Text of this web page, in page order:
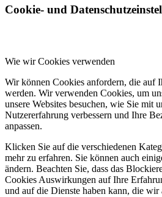
Cookie- und
Wie wir Cookies verwenden
Wir können Cookies anfordern, die auf
werden. Wir verwenden Cookies, um
unsere Websites besuchen, wie Sie mit
Nutzererfahrung verbessern und Ihre
anpassen.
Klicken Sie auf die verschiedenen
mehr zu erfahren. Sie können auch
ändern. Beachten Sie, dass das
Cookies Auswirkungen auf Ihre
und auf die Dienste haben kann, die wir